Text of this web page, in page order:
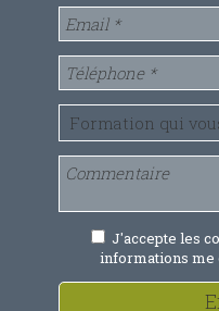
J'accepte les
informations me